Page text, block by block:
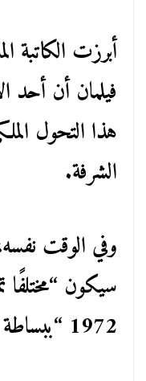
أبرزت الكاتبة
فيلمان أن أحد
هذا التحول
الشرفة.
وفي الوقت
سيكون “مختلفًا
1972 “ببساطة لأن الملكة على قيد الحياة